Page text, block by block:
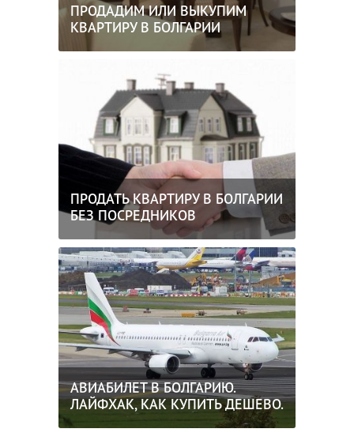
ПРОДАДИМ ИЛИ ВЫКУПИМ
КВАРТИРУ В БОЛГАРИИ
ПРОДАТЬ КВАРТИРУ В БОЛГАРИИ
БЕЗ ПОСРЕДНИКОВ
АВИАБИЛЕТ В БОЛГАРИЮ.
ЛАЙФХАК, КАК КУПИТЬ ДЕШЕВО.